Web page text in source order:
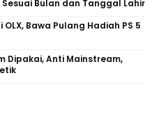
Bulan dan Tanggal Lahir
Bawa Pulang Hadiah PS 5
Dipakai, Anti Mainstream,